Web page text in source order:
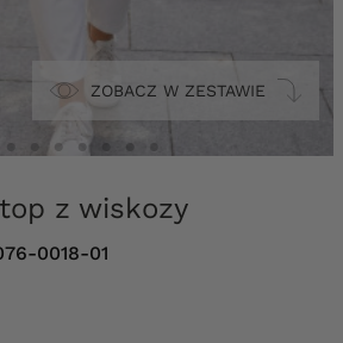
ZOBACZ W ZESTAWIE
top z wiskozy
0018-01